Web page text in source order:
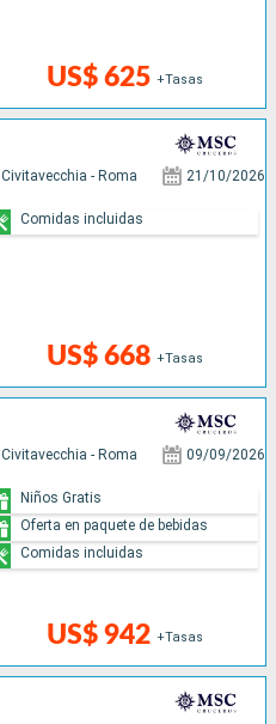
US$ 625 +Tasas
Civitavecchia - Roma 21/10/2026
US$ 668 +Tasas
Comidas incluidas
Civitavecchia - Roma 09/09/2026
US$ 942 +Tasas
Niños Gratis
Oferta en paquete de bebidas
Comidas incluidas